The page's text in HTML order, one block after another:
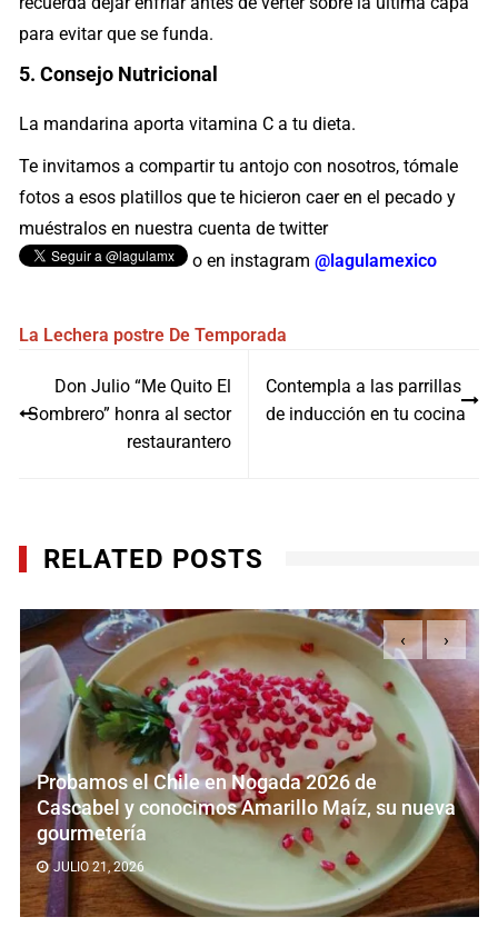
para evitar que se funda.
5. Consejo Nutricional
La mandarina aporta vitamina C a tu dieta.
Te invitamos a compartir tu antojo con nosotros, tómale
fotos a esos platillos que te hicieron caer en el pecado y
muéstralos en nuestra cuenta de twitter
o en instagram@lagulamexico
La Lechera postre De Temporada
de
Don Julio “Me Quito El
Sombrero” honra al sector
restaurantero
Contempla a las parrillas
de inducción en tu cocina
RELATED POSTS
Angelopolitano celebra 14 años de Chiles
Nogada en su nueva ubicación en la
Roma
JULIO 15, 2026
‹ ›